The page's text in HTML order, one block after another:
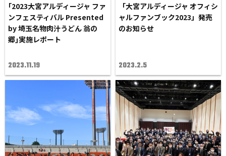
｢2023大宮アルディージャ ファ
ンフェスティバル Presented
by 埼玉名物肉汁うどん 翁の
郷｣実施レポート
2023.11.19
「大宮アルディージャ オフィシ
ャルファンブック2023」発売
のお知らせ
2023.2.5